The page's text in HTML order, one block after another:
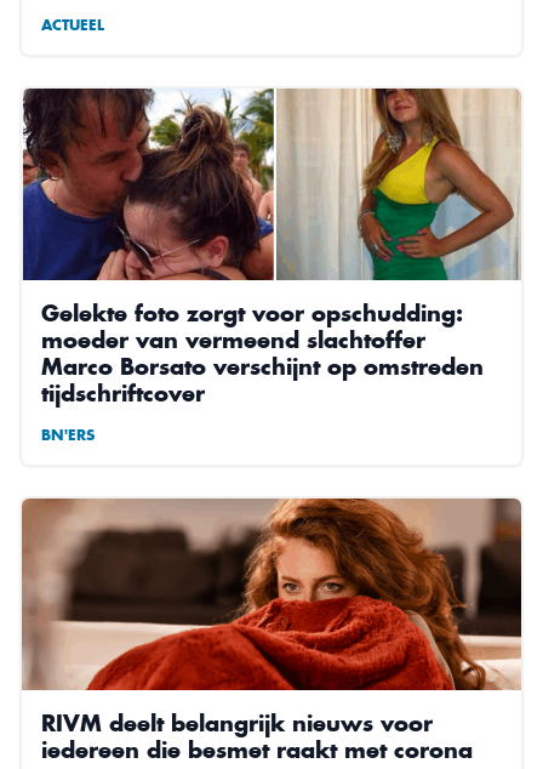
ACTUEEL
Gelekte foto zorgt voor opschudding:
moeder van vermeend slachtoffer
Marco Borsato verschijnt op omstreden
tijdschriftcover
BN'ERS
RIVM deelt belangrijk nieuws voor
iedereen die besmet raakt met corona